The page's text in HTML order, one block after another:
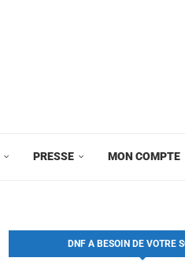
PRESSE MON COMPTE
DNF A BESOIN DE VOTRE